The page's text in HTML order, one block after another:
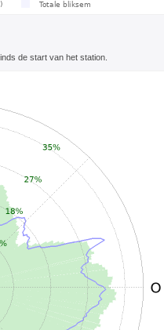
de start van het station.